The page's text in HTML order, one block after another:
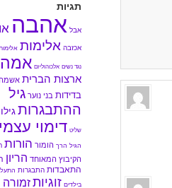
תגיות
אבל אהבה
אכזבה אלימות
נגד נשים אלכוהוליזם
ארצות הברית
בדידות בני נוער גיל
ההתבגרות
שליט דימוי עצמי
הגיל הרך הומור הורות
הקיבוץ המאוחד הריון
התאבדות התבגרות
בילדים זוגיותזמורה